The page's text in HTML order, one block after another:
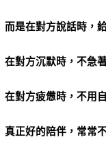
而是在對方說話時，
在對方沉默時，不急
在對方疲憊時，不用
真正好的陪伴，常常